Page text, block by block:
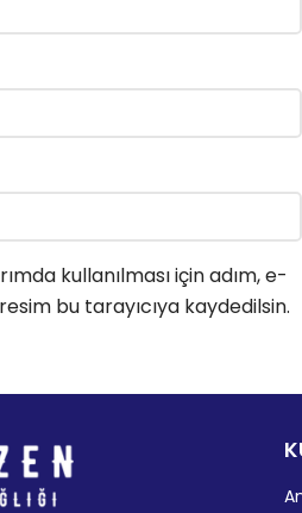
kullanılması için adım, e-
bu tarayıcıya kaydedilsin.